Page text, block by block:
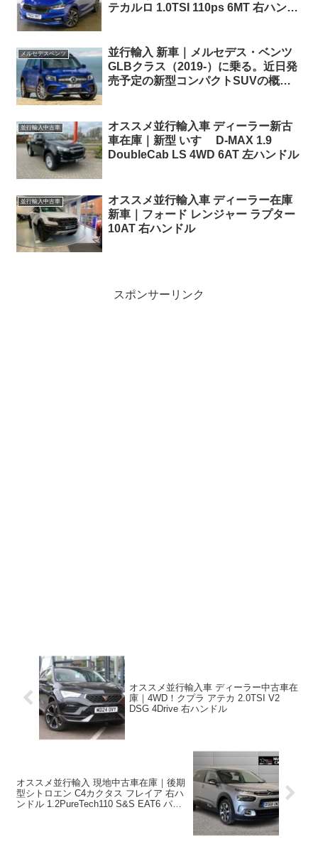
テカルロ 1.0TSI 110ps 6MT 右ハンド
メルセデスベンツ
並行輸入 新車｜メルセデス・ベンツ
GLBクラス（2019-）に乗る。近日発
売予定の新型コンパクトSUVの概
並行輸入中古車
オススメ並行輸入車 ディーラー新古
車在庫｜新型 いすゞ D-MAX 1.9
DoubleCab LS 4WD 6AT 左ハンドル
並行輸入中古車
オススメ並行輸入車 ディーラー在庫
新車｜フォード レンジャー ラプター
10AT 右ハンドル
スポンサーリンク
オススメ並行輸入車 ディーラー中古車在
庫｜4WD！クプラ アテカ 2.0TSI V2
DSG 4Drive 右ハンドル
オススメ並行輸入 現地中古車在庫｜後期
型シトロエン C4カクタス フレイア 右ハ
ンドル 1.2PureTech110 S&S EAT6 パノ